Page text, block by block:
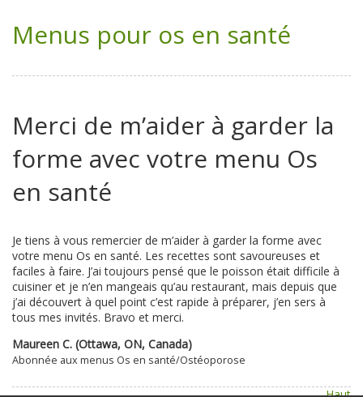
Menus pour os en santé
Merci de m’aider à garder la
forme avec votre menu Os
en santé
Je tiens à vous remercier de m’aider à garder la forme avec
votre menu Os en santé. Les recettes sont savoureuses et
faciles à faire. J’ai toujours pensé que le poisson était difficile à
cuisiner et je n’en mangeais qu’au restaurant, mais depuis que
j’ai découvert à quel point c’est rapide à préparer, j’en sers à
tous mes invités. Bravo et merci.
Maureen C. (Ottawa, ON, Canada)
Abonnée aux menus Os en santé/Ostéoporose